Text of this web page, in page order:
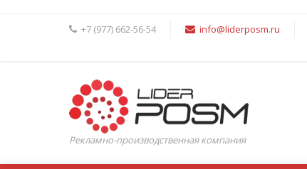
+7 (977) 662-56-54 info@liderposm.ru
Рекламно-производственная компания